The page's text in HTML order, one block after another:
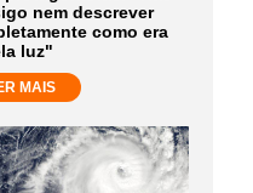
nem descrever
como era
luz"
MAIS